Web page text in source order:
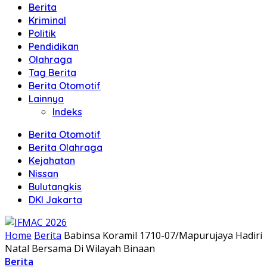
Berita
Kriminal
Politik
Pendidikan
Olahraga
Tag Berita
Berita Otomotif
Lainnya
Indeks
Berita Otomotif
Berita Olahraga
Kejahatan
Nissan
Bulutangkis
DKI Jakarta
Home Berita Babinsa Koramil 1710-07/Mapurujaya Hadiri
Natal Bersama Di Wilayah Binaan
Berita